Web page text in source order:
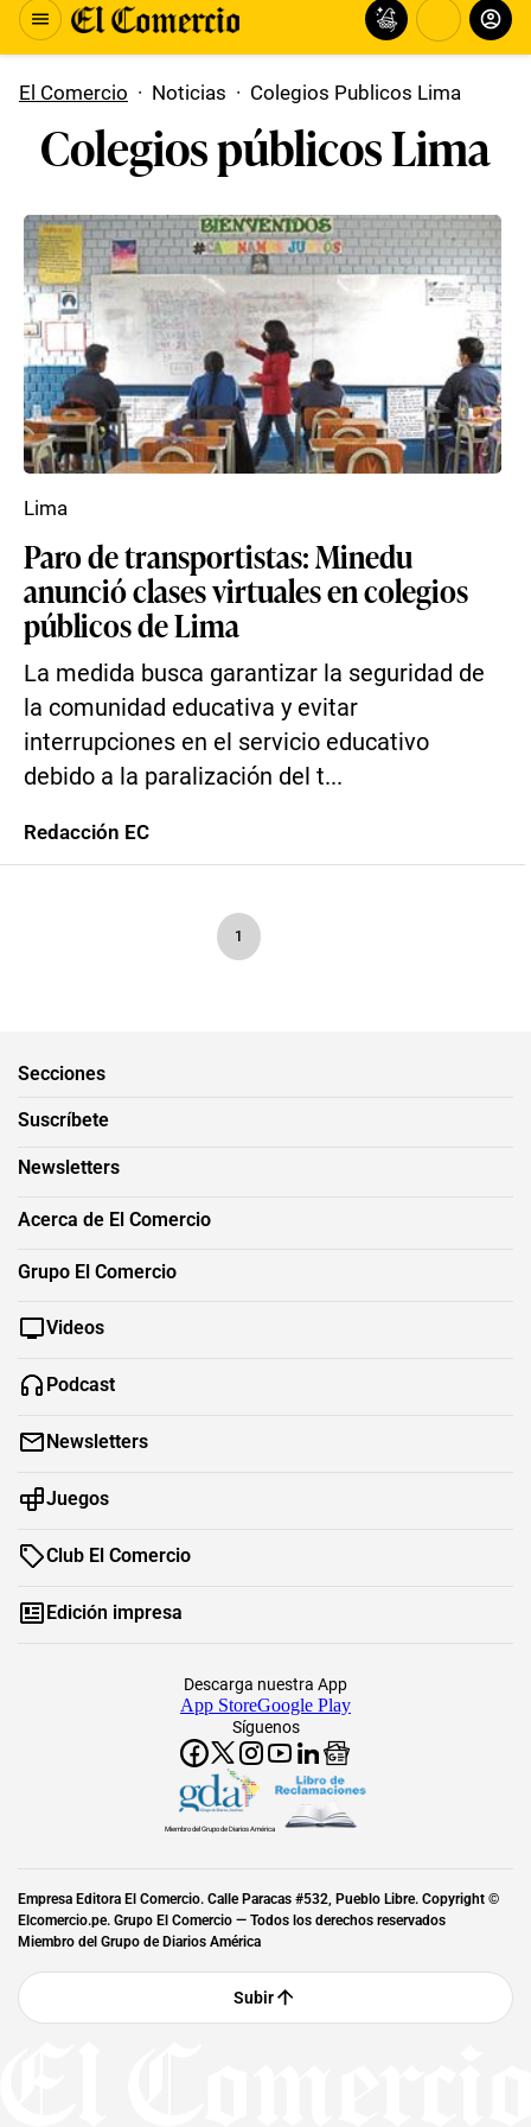
El Comercio · Noticias · Colegios Publicos Lima
Colegios públicos Lima
Paro de transportistas: Minedu
anunció clases virtuales en colegios
públicos de Lima
La medida busca garantizar la seguridad de
la comunidad educativa y evitar
interrupciones en el servicio educativo
debido a la paralización del t...
Lima
Redacción EC
1
Secciones
Suscríbete
Newsletters
Acerca de El Comercio
Grupo El Comercio
Videos
Podcast
Newsletters
Juegos
Club El Comercio
Edición impresa
Síguenos
Descarga nuestra App
App StoreGoogle Play
Miembro del Grupo de Diarios América
Empresa Editora El Comercio. Calle Paracas #532, Pueblo Libre. Copyright ©
Elcomercio.pe. Grupo El Comercio — Todos los derechos reservados
Miembro del Grupo de Diarios América
Subir